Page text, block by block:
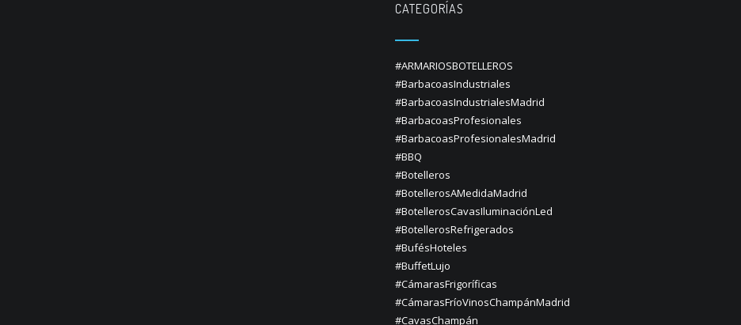
CATEGORÍAS
#ARMARIOSBOTELLEROS
#BarbacoasIndustriales
#BarbacoasIndustrialesMadrid
#BarbacoasProfesionales
#BarbacoasProfesionalesMadrid
#BBQ
#Botelleros
#BotellerosAMedidaMadrid
#BotellerosCavasIluminaciónLed
#BotellerosRefrigerados
#BufésHoteles
#BuffetLujo
#CámarasFrigoríficas
#CámarasFríoVinosChampánMadrid
#CavasChampán